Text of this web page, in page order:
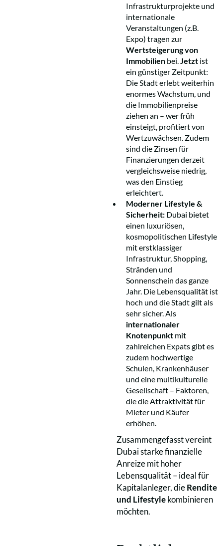
Infrastrukturprojekte und
internationale
Veranstaltungen (z.B.
Expo) tragen zur
Wertsteigerung von
Immobilien bei. Jetzt ist
ein günstiger Zeitpunkt:
Die Stadt erlebt weiterhin
enormes Wachstum, und
die Immobilienpreise
ziehen an – wer früh
einsteigt, profitiert von
Wertzuwächsen. Zudem
sind die Zinsen für
Finanzierungen derzeit
vergleichsweise niedrig,
was den Einstieg
erleichtert.
Moderner Lifestyle &
Sicherheit: Dubai bietet
einen luxuriösen,
kosmopolitischen Lifestyle
mit erstklassiger
Infrastruktur, Shopping,
Stränden und
Sonnenschein das ganze
Jahr. Die Lebensqualität ist
hoch und die Stadt gilt als
sehr sicher. Als
internationaler
Knotenpunkt mit
zahlreichen Expats gibt es
zudem hochwertige
Schulen, Krankenhäuser
und eine multikulturelle
Gesellschaft – Faktoren,
die die Attraktivität für
Mieter und Käufer
erhöhen.
Zusammengefasst vereint
Dubai starke finanzielle
Anreize mit hoher
Lebensqualität – ideal für
Kapitalanleger, dieRendite
und Lifestylekombinieren
möchten.